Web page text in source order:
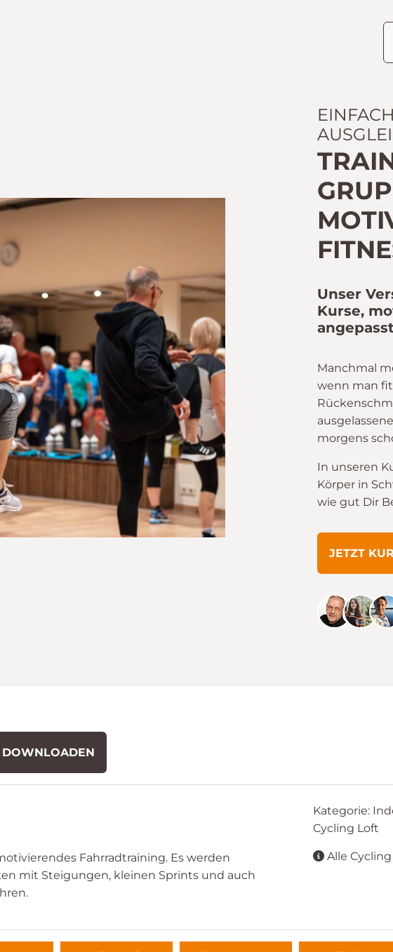
Unser
Kurse,
Manchmal
wenn man
morgens
In unseren
Körper in
wie gut Dir
JETZT
DOWNLOADEN
Fahrradtraining. Es werden
mit Steigungen, kleinen Sprints und auch
Kategorie:
Cycling Loft
Alle